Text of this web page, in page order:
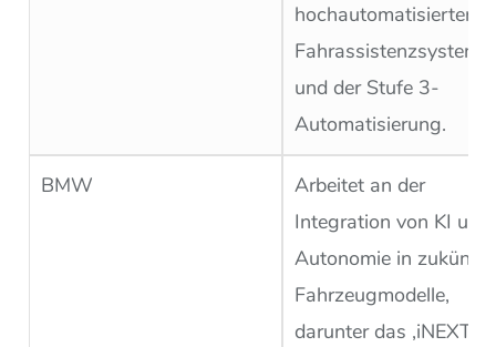
hochautomatisierter
Fahrassistenzsysteme
und der Stufe 3-
Automatisierung.
BMW
Arbeitet an der
Integration von KI und
Autonomie in
Fahrzeugmodelle,
darunter das ‚iNEXT‘-